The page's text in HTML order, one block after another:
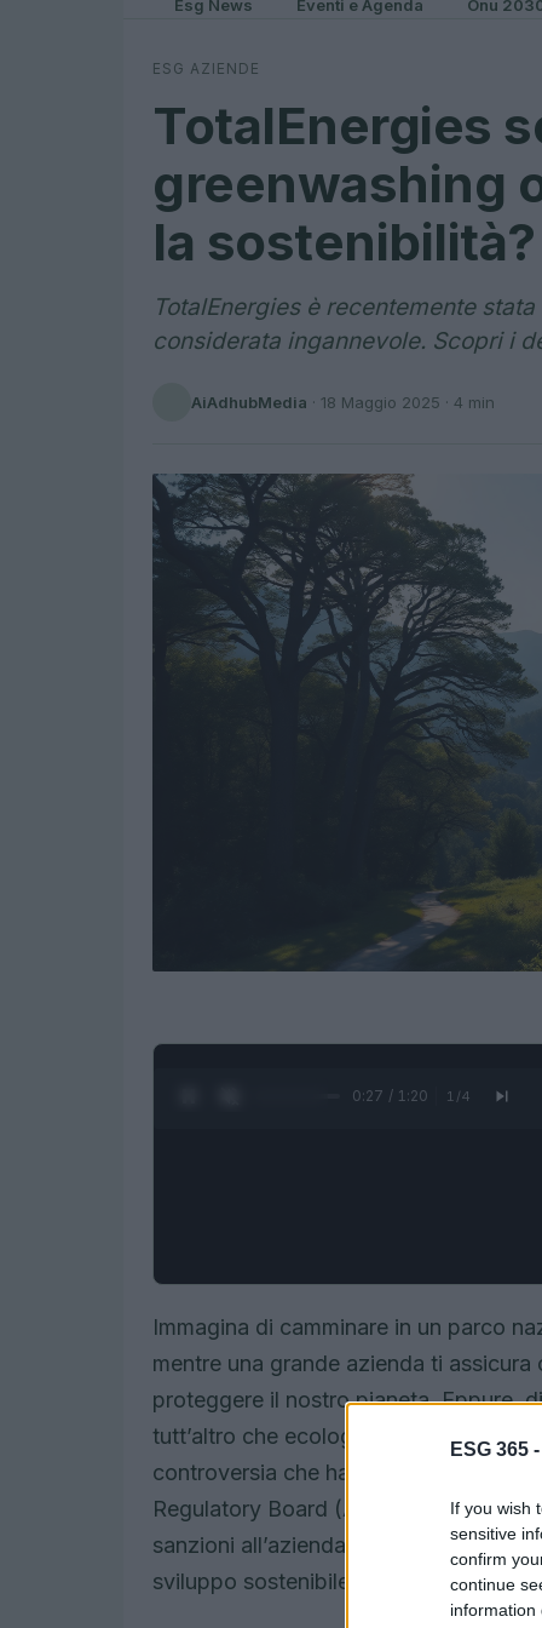
ESG 365 -
If you wish
sensitive
confirm
continue
information
Esg News Eventi e Agenda Onu
ESG AZIENDE
TotalEnergies
greenwashing
la sostenibilità?
TotalEnergies è recentemente
considerata ingannevole. Scopri i
AiAdhubMedia · 18 Maggio 2025 · 4 min
0:28 / 1:20 1 /4
Immagina di camminare in un parco
mentre una grande azienda ti
proteggere il nostro pianeta. Eppure,
tutt’altro che ecologiche. Questo è
controversia che ha coinvolto
Regulatory Board (ARB) del
sanzioni all’azienda per una
sviluppo sostenibile, ma che,